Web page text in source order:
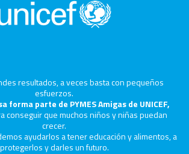
resultados, a veces basta con pequeños
esfuerzos.
forma parte de PYMES Amigas de UNICEF,
conseguir que muchos niños y niñas puedan
crecer.
ayudarlos a tener educación y alimentos, a
protegerlos y darles un futuro.